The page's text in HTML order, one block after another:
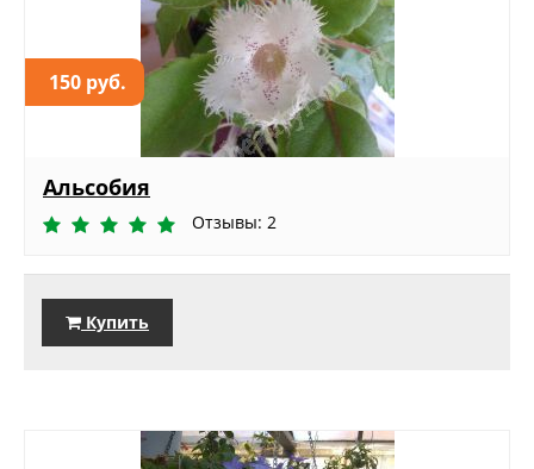
150 руб.
Альсобия
Отзывы: 2
Купить